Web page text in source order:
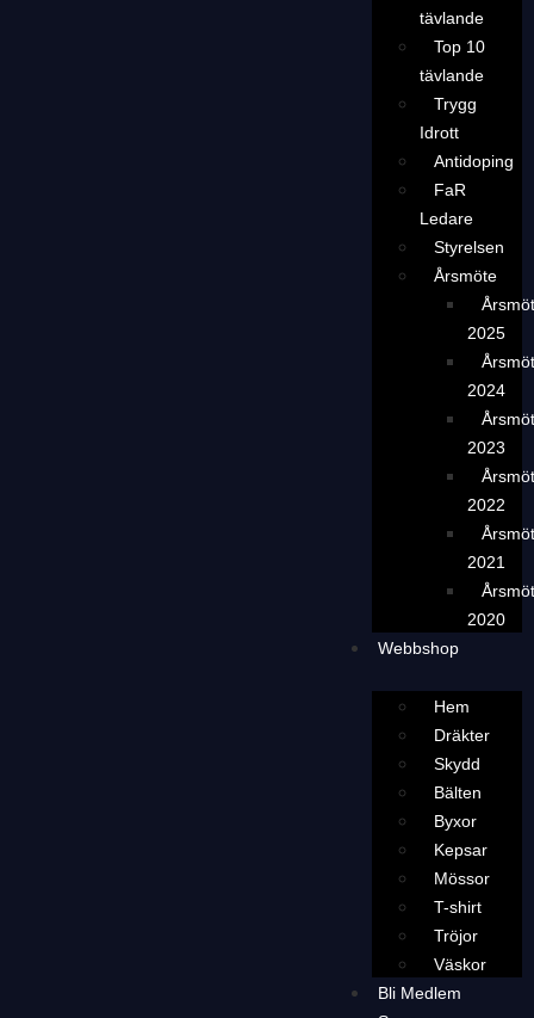
tävlande
Top 10
tävlande
Trygg
Idrott
Antidoping
FaR
Ledare
Styrelsen
Årsmöte
2025
2024
2023
2022
2021
2020
Webbshop
Hem
Dräkter
Skydd
Bälten
Byxor
Kepsar
Mössor
T-shirt
Tröjor
Väskor
Bli Medlem